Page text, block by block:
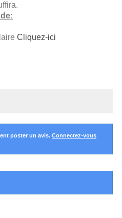
Cliquez-ici
poster un avis. Connectez-vous